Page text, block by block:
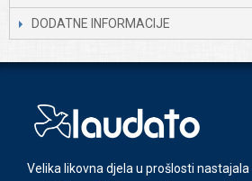
DODATNE INFORMACIJE
Velika likovna djela u prošlosti